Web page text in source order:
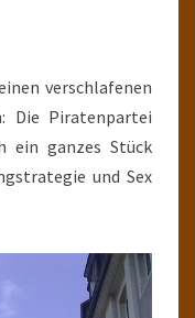
verschlafenen
Die Piratenpartei
ein ganzes Stück
und Sex